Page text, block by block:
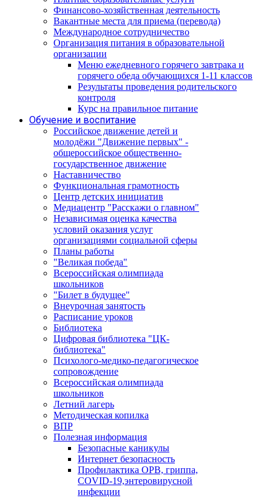
Финансово-хозяйственная деятельность
Вакантные места для приема (перевода)
Международное сотрудничество
Организация питания в образовательной
организации
Меню ежедневного горячего завтрака и
горячего обеда обучающихся 1-11 классов
Результаты проведения родительского
контроля
Курс на правильное питание
Обучение и воспитание
Российское движение детей и
молодёжи "Движение первых" -
общероссийское общественно-
государственное движение
Наставничество
Функциональная грамотность
Центр детских инициатив
Медиацентр "Расскажи о главном"
Независимая оценка качества
условий оказания услуг
организациями социальной сферы
Планы работы
"Великая победа"
Всероссийская олимпиада
школьников
"Билет в будущее"
Внеурочная занятость
Расписание уроков
Библиотека
Цифровая библиотека "ЦК-
библиотека"
Психолого-медико-педагогическое
сопровождение
Всероссийская олимпиада
школьников
Летний лагерь
Методическая копилка
ВПР
Полезная информация
Безопасные каникулы
Интернет безопасность
Профилактика ОРВ, гриппа,
COVID-19,энтеровирусной
инфекции